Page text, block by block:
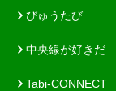
びゅうたび
中央線が好きだ
Tabi-CONNECT